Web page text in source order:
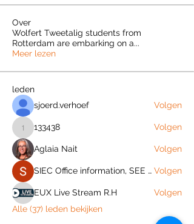
Over
Wolfert Tweetalig students from
Rotterdam are embarking on a...
Meer lezen
leden
sjoerd.verhoef
Volgen
133438
133438 Volgen
Aglaia Nait Volgen
SIEC Office information, SEE region Volgen
EUX Live Stream R.H
Volgen
Alle (37) leden bekijken